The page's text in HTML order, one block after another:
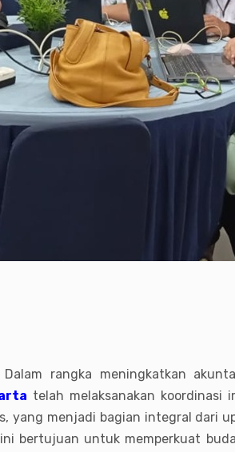
rangka meningkatkan
telah melaksanakan koordinasi
yang menjadi bagian integral dari
bertujuan untuk memperkuat